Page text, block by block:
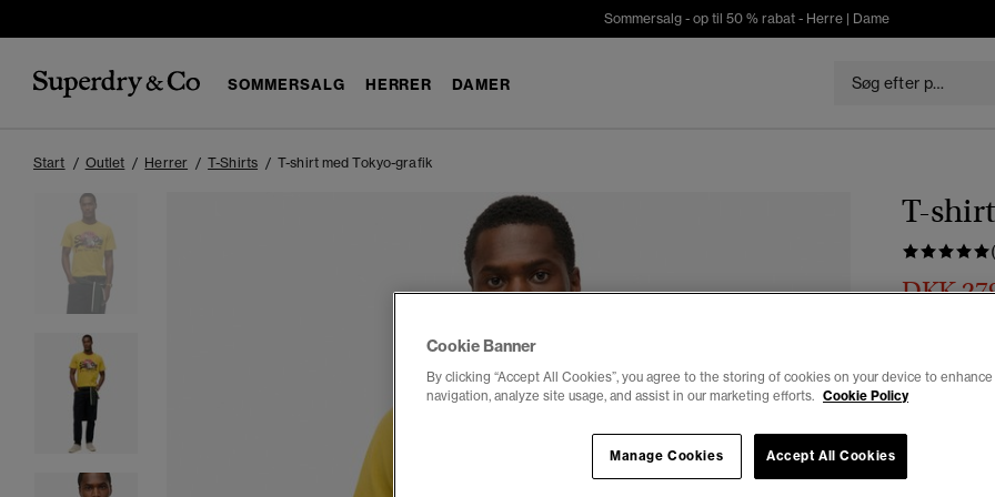
Sommersalg - op til 50 % rabat - Herre| Dame
SOMMERSALG HERRER DAMER
Start Outlet Herrer T-Shirts T-shirt med Tokyo-grafik
T-
DKK
Cookie Banner
By clicking “Accept All Cookies”, you agree to the storing of cookies on your device to
navigation, analyze site usage, and assist in our marketing efforts. Cookie Policy
Accept All Cookies
Manage Cookies